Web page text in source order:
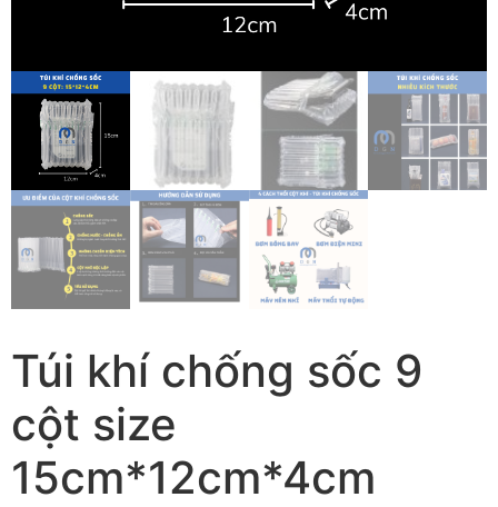
Túi khí chống sốc 9
cột size
15cm*12cm*4cm